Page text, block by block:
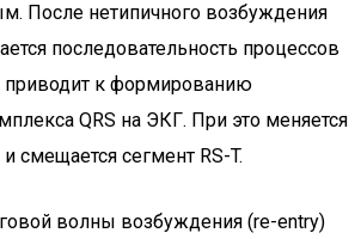
После нетипичного возбуждения
последовательность процессов
приводит к формированию
QRS на ЭКГ. При это меняется
смещается сегмент RS-T.
волны возбуждения (re-entry)